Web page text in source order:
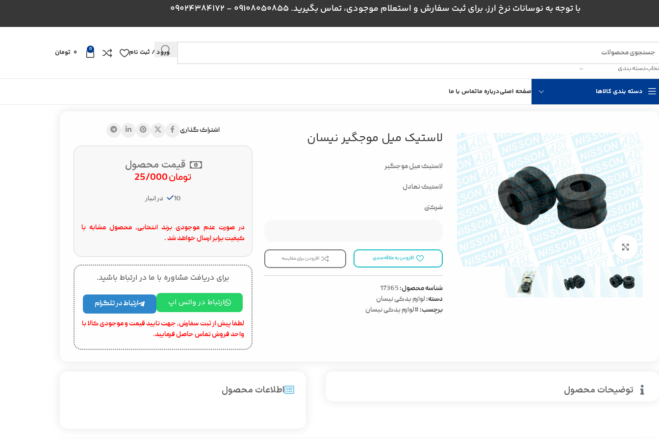
با توجه به نوسانات نرخ ارز، برای ثبت سفارش و استعلام موجودی، تماس بگیرید. 09108050855 - 09024384172
دسته بندی
ورود / ثبت نام 0 تومان
دسته بندی کالاها صفحه اصلیدرباره ماتماس با ما
بزرگنمایی تصویر
لاستیک میل موجگیر نیسان
لاستیک میل موجگیر
لاستیک تعادل
شرکتی
افزودن به علاقه مندی افزودن برای مقایسه
شناسه محصول:17365
دسته: لوازم یدکی نیسان
برچسب:#لوازم یدکی نیسان
اشتراک گذاری
قیمت محصول
تومان
10 در انبار
در صورت عدم موجودی برند انتخابی، محصول مشابه با
کیفیت برابر ارسال خواهد شد .
برای دریافت مشاوره با ما در ارتباط باشید.
ارتباط در واتس اپ ارتباط در تلگرام
لطفا پیش از ثبت سفارش، جهت تایید قیمت و موجودی کالا با
واحد فروش تماس حاصل فرمایید.
توضیحات محصول اطلاعات محصول